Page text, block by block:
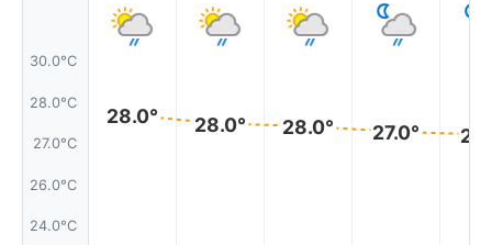
30.0°C
28.0°C
27.0°C
26.0°C
24.0°C
28.0° 28.0° 28.0° 27.0°